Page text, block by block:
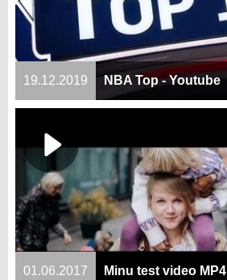
19.12.2019 NBA Top - Youtube
01.06.2017 Minu test video MP4